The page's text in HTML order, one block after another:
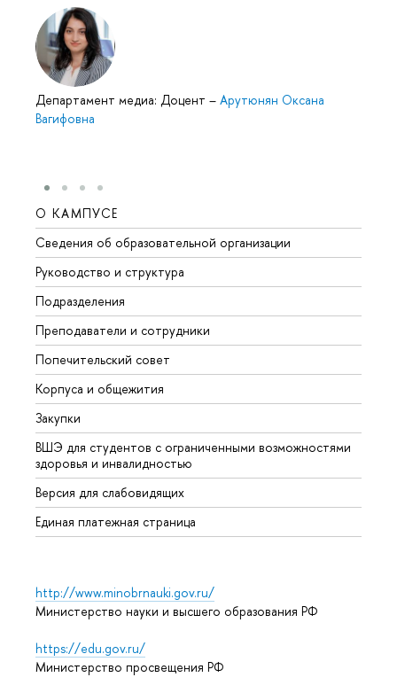
Департамент медиа: Доцент – Арутюнян Оксана
Вагифовна
О КАМПУСЕ
Сведения об образовательной организации
Руководство и структура
Подразделения
Преподаватели и сотрудники
Попечительский совет
Корпуса и общежития
Закупки
ВШЭ для студентов с ограниченными возможностями
здоровья и инвалидностью
Версия для слабовидящих
Единая платежная страница
http://www.minobrnauki.gov.ru/
Министерство науки и высшего образования РФ
https://edu.gov.ru/
Министерство просвещения РФ